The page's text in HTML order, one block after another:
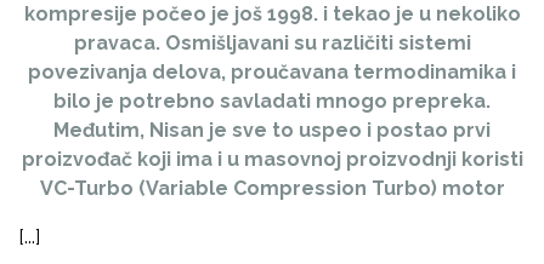
kompresije počeo je još 1998. i tekao je u nekoliko
pravaca. Osmišljavani su različiti sistemi
povezivanja delova, proučavana termodinamika i
bilo je potrebno savladati mnogo prepreka.
Međutim, Nisan je sve to uspeo i postao prvi
proizvođač koji ima i u masovnoj proizvodnji koristi
VC-Turbo (Variable Compression Turbo) motor
[...]